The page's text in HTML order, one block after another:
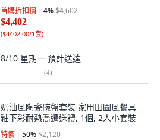
首購折扣價 4%$4,602
$4,402
($4402.00/1套)
8/10 星期一 預計送達
(4)
奶油風陶瓷碗盤套裝 家用田園風餐具
釉下彩耐熱喬遷送禮, 1個, 2人小套裝
特價 50%$2,120